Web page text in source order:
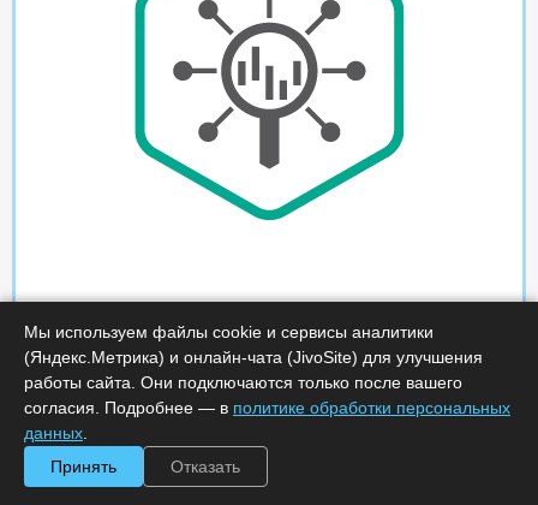
Мы используем файлы cookie и сервисы аналитики
(Яндекс.Метрика) и онлайн-чата (JivoSite) для улучшения
работы сайта. Они подключаются только после вашего
согласия. Подробнее — в политике обработки персональных
данных
Принять
Отказать